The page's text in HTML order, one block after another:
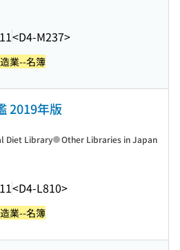
<D4-M237>
業--名簿
2019年版
<D4-L810>
Diet Library Other Libraries in Japan
業--名簿